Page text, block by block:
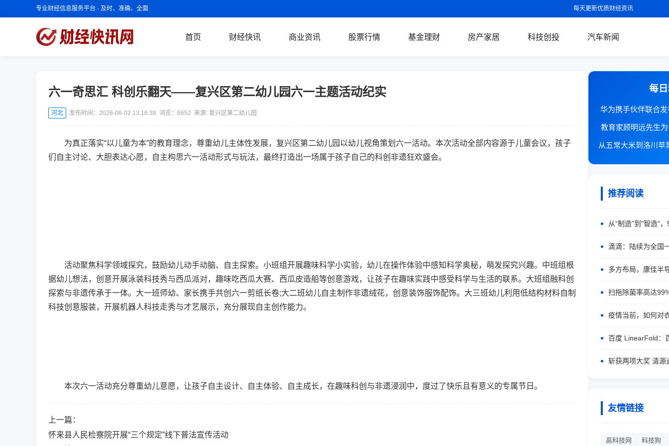
专业财经信息服务平台 · 及时、准确、全面 每天更新优质财经资讯
首页 财经快讯 商业资讯 股票行情 基金理财 房产家居 科技创投 汽车新闻
六一奇思汇 科创乐翻天——复兴区第二幼儿园六一主题活动纪实
河北 发布时间：2026-06-02 13:16:38 浏览： 6652 来源: 复兴区第二幼儿园
为真正落实“以儿童为本”的教育理念，尊重幼儿主体性发展，复兴区第二幼儿园以幼儿视角策划六一活动。本次活动全部内容源于儿童会议，孩子
们自主讨论、大胆表达心愿，自主构思六一活动形式与玩法，最终打造出一场属于孩子自己的科创非遗狂欢盛会。
活动聚焦科学领域探究，鼓励幼儿动手动脑、自主探索。小班组开展趣味科学小实验，幼儿在操作体验中感知科学奥秘，萌发探究兴趣。中班组根
据幼儿想法，创意开展泳装科技秀与西瓜派对，趣味吃西瓜大赛、西瓜皮造船等创意游戏，让孩子在趣味实践中感受科学与生活的联系。大班组融科创
探索与非遗传承于一体。大一班师幼、家长携手共创六一剪纸长卷;大二班幼儿自主制作非遗绒花，创意装饰服饰配饰。大三班幼儿利用低结构材料自制
科技创意服装，开展机器人科技走秀与才艺展示，充分展现自主创作能力。
本次六一活动充分尊重幼儿意愿，让孩子自主设计、自主体验、自主成长，在趣味科创与非遗浸润中，度过了快乐且有意义的专属节日。
上一篇：
怀来县人民检察院开展“三个规定”线下普法宣传活动
每
华为携手伙伴联合
教育家顾明远先生
推荐阅读
从“制造”到"智造"
滴滴：陆续为全国
多方布局，康佳半
扫拖除菌率高达
疫情当前，如何对
百度 LinearFold：
斩获两项大奖 清源
友情链接
高科技网 科技狗